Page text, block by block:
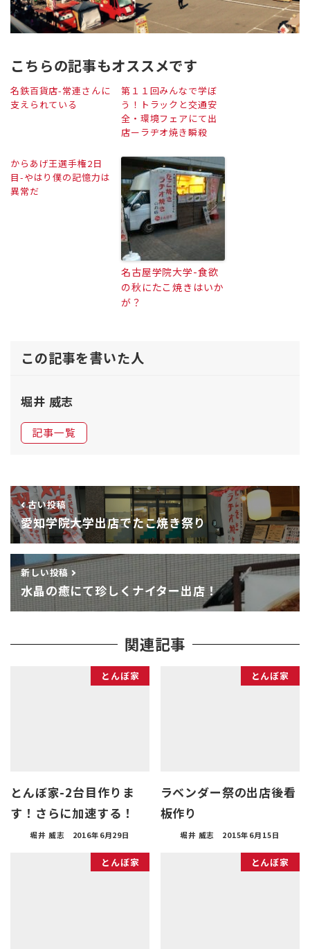
こちらの記事もオススメです
名鉄百貨店-常連さんに
支えられている
第１１回みんなで学ぼ
う！トラックと交通安
全・環境フェアにて出
店ーラヂオ焼き瞬殺
からあげ王選手権2日
目-やはり僕の記憶力は
異常だ
名古屋学院大学-食欲
の秋にたこ焼きはいか
が？
この記事を書いた人
堀井 威志
記事一覧
古い投稿
愛知学院大学出店でたこ焼き祭り
新しい投稿
水晶の癒にて珍しくナイター出店！
関連記事
とんぼ家
とんぼ家-2台目作りま
す！さらに加速する！
堀井 威志 2016年6月29日
とんぼ家
ラベンダー祭の出店後看
板作り
堀井 威志 2015年6月15日
とんぼ家 とんぼ家